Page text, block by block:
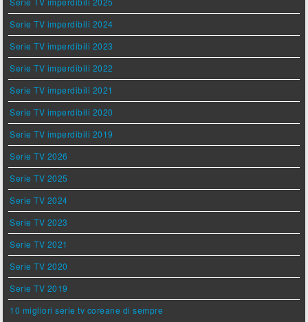
Serie TV imperdibili 2024
Serie TV imperdibili 2023
Serie TV imperdibili 2022
Serie TV imperdibili 2021
Serie TV imperdibili 2020
Serie TV imperdibili 2019
Serie TV 2026
Serie TV 2025
Serie TV 2024
Serie TV 2023
Serie TV 2021
Serie TV 2020
Serie TV 2019
10 migliori serie tv coreane di sempre